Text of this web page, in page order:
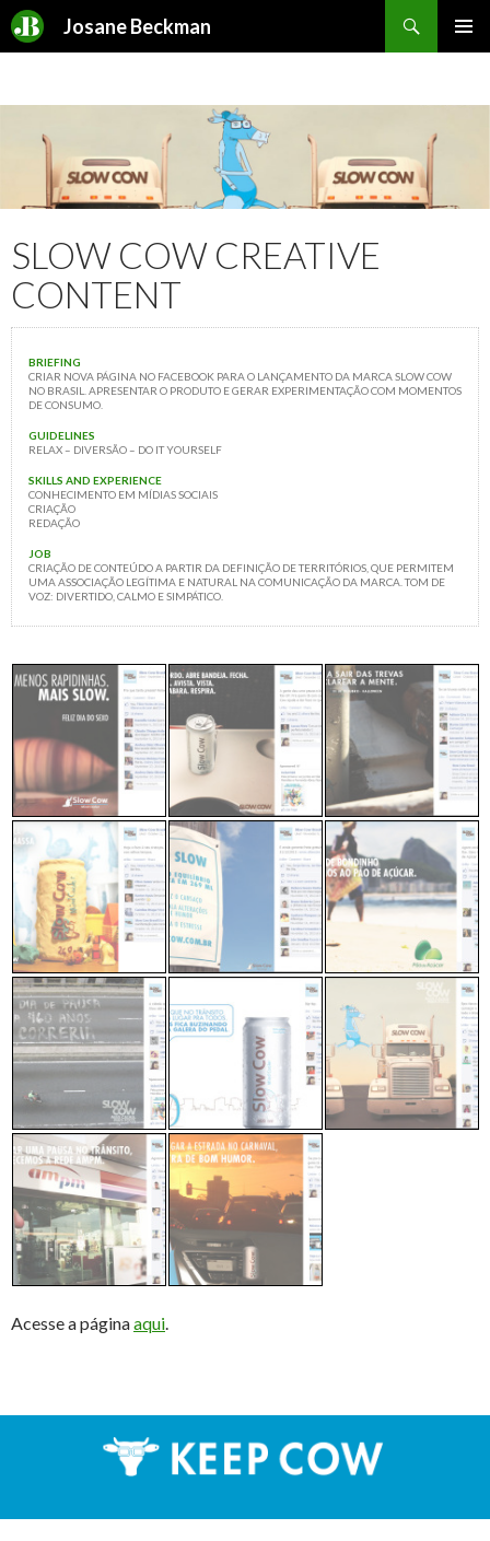
Josane Beckman
Search
SKIP TO CONTENT
SLOW COW CREATIVE
CONTENT
BRIEFING
CRIAR NOVA PÁGINA NO FACEBOOK PARA O LANÇAMENTO DA MARCA SLOW COW
NO BRASIL. APRESENTAR O PRODUTO E GERAR EXPERIMENTAÇÃO COM MOMENTOS
DE CONSUMO.
GUIDELINES
RELAX – DIVERSÃO – DO IT YOURSELF
SKILLS AND EXPERIENCE
CONHECIMENTO EM MÍDIAS SOCIAIS
CRIAÇÃO
REDAÇÃO
JOB
CRIAÇÃO DE CONTEÚDO A PARTIR DA DEFINIÇÃO DE TERRITÓRIOS, QUE PERMITEM
UMA ASSOCIAÇÃO LEGÍTIMA E NATURAL NA COMUNICAÇÃO DA MARCA. TOM DE
VOZ: DIVERTIDO, CALMO E SIMPÁTICO.
Acesse a páginaaqui